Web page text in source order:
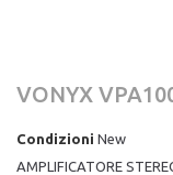
VONYX
Condizioni New
AMPLIFICATORE